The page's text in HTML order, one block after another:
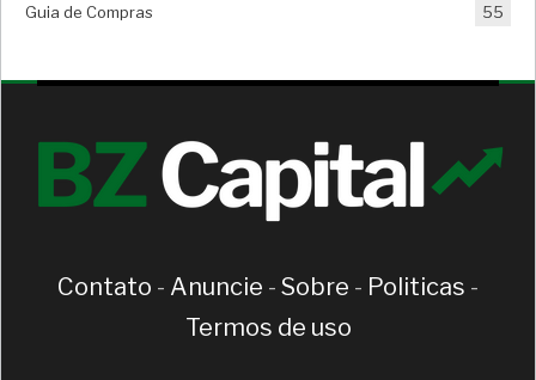
Guia de Compras 55
Contato - Anuncie - Sobre - Politicas -
Termos de uso